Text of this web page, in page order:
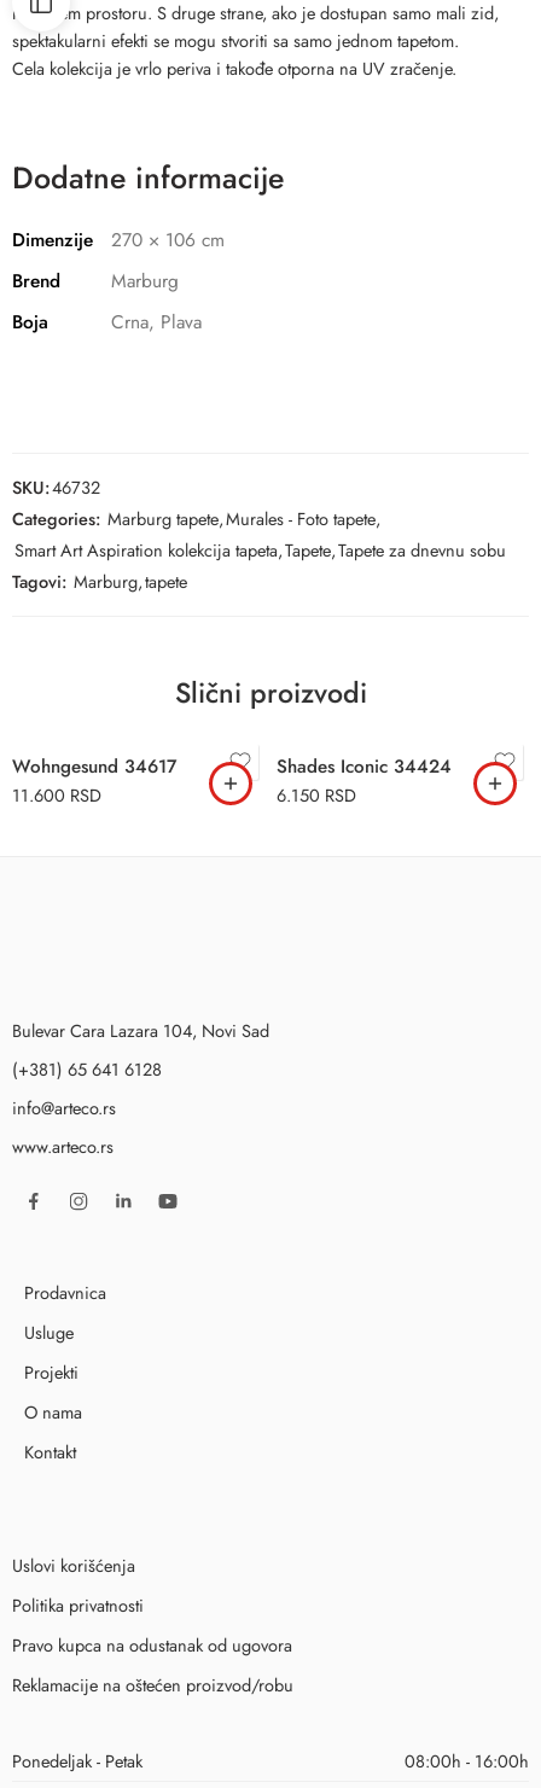
najvećem prostoru. S druge strane, ako je dostupan samo mali zid,
spektakularni efekti se mogu stvoriti sa samo jednom tapetom.
Cela kolekcija je vrlo periva i takođe otporna na UV zračenje.
Dodatne informacije
Dimenzije
270 × 106 cm
Brend
Marburg
Boja
Crna, Plava
SKU:46732
Categories: Marburg tapete,Murales - Foto tapete,
Smart Art Aspiration kolekcija tapeta,Tapete,Tapete za dnevnu sobu
Tagovi: Marburg,tapete
Slični proizvodi
Wohngesund 34617
11.600 RSD
Shades Iconic 34424
6.150 RSD
Bulevar Cara Lazara 104, Novi Sad
(+381) 65 641 6128
info@arteco.rs
www.arteco.rs
Prodavnica
Usluge
Projekti
O nama
Kontakt
Uslovi korišćenja
Politika privatnosti
Pravo kupca na odustanak od ugovora
Reklamacije na oštećen proizvod/robu
Ponedeljak - Petak 08:00h - 16:00h